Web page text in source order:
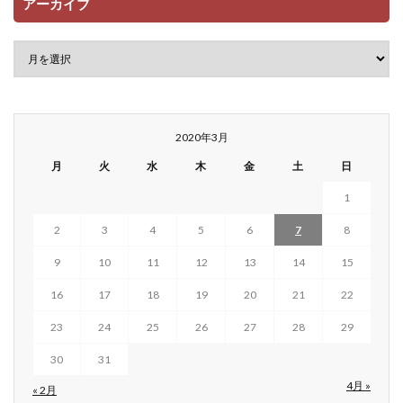
アーカイブ
2020年3月
月 火 水 木 金 土 日
« 2月 4月 »
1
2 3 4 5 6 7 8
9 10 11 12 13 14 15
16 17 18 19 20 21 22
23 24 25 26 27 28 29
30 31